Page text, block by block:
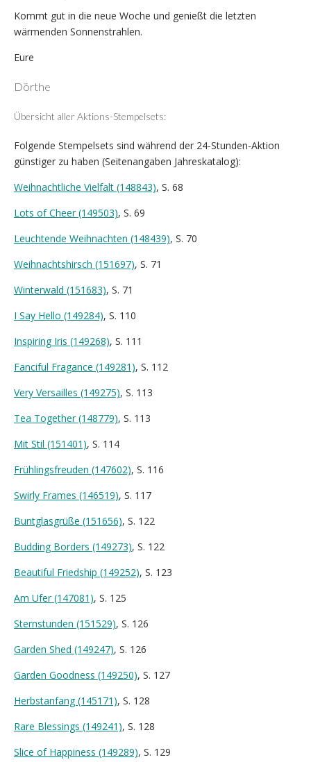
Kommt gut in die neue Woche und genießt die letzten
wärmenden Sonnenstrahlen.
Eure
Dörthe
Übersicht aller Aktions-Stempelsets:
Folgende Stempelsets sind während der 24-Stunden-Aktion
günstiger zu haben (Seitenangaben Jahreskatalog):
Weihnachtliche Vielfalt (148843), S. 68
Lots of Cheer (149503), S. 69
Leuchtende Weihnachten (148439), S. 70
Weihnachtshirsch (151697), S. 71
Winterwald (151683), S. 71
I Say Hello (149284), S. 110
Inspiring Iris (149268), S. 111
Fanciful Fragance (149281), S. 112
Very Versailles (149275), S. 113
Tea Together (148779), S. 113
Mit Stil (151401), S. 114
Frühlingsfreuden (147602), S. 116
Swirly Frames (146519), S. 117
Buntglasgrüße (151656), S. 122
Budding Borders (149273), S. 122
Beautiful Friedship (149252), S. 123
Am Ufer (147081), S. 125
Sternstunden (151529), S. 126
Garden Shed (149247), S. 126
Garden Goodness (149250), S. 127
Herbstanfang (145171), S. 128
Rare Blessings (149241), S. 128
Slice of Happiness (149289), S. 129